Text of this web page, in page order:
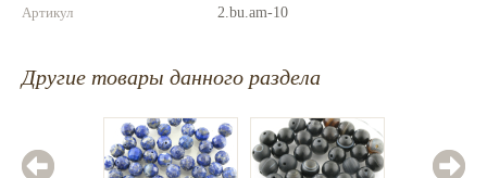
Артикул
2.bu.am-10
Другие товары данного раздела